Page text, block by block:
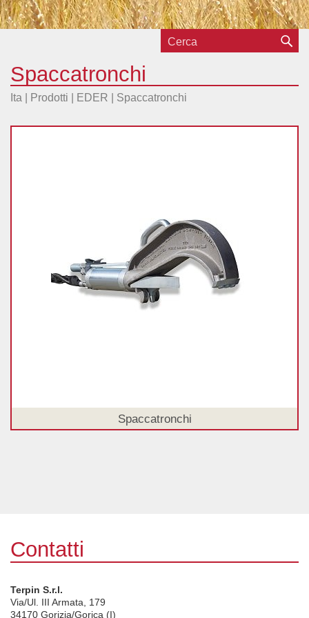
Spaccatronchi
Ita | Prodotti EDER Spaccatronchi
Spaccatronchi
Contatti
Terpin S.r.l.
Via/Ul. III Armata, 179
34170 Gorizia/Gorica (I)